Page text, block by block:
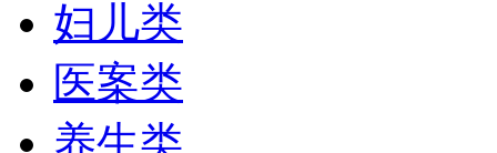
妇儿类
医案类
养生类